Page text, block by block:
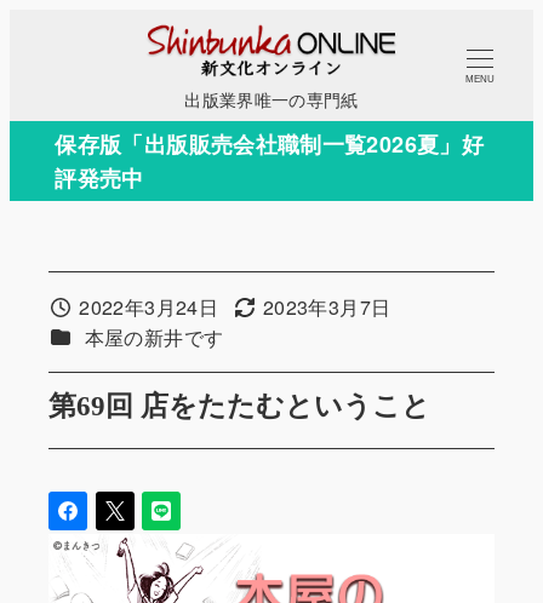
コ
テ
出版業界唯一の専門紙
MENU
保存版「出版販売会社職制一覧2026夏」好
評発売中
第69回 店をたたむということ
投稿日2022年3月24日 更新日2023年3月7日
カテゴリー
本屋の新井です